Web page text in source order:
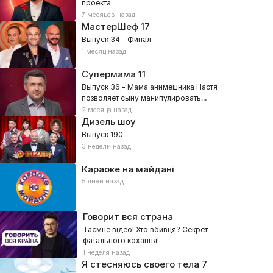
проекта
7 месяцев назад
МастерШеф17
Выпуск 34 - Финал
1 месяц назад
Супермама 11
Выпуск 36 - Мама анимешника Настя
позволяет сыну манипулировать
собой?
2 месяца назад
Дизель шоу
Выпуск 190
3 недели назад
Караоке на майдані
5 дней назад
Говорит вся страна
Таємне відео! Хто вбивця? Секрет
фатального кохання!
1 неделя назад
Я стесняюсь своего тела 7